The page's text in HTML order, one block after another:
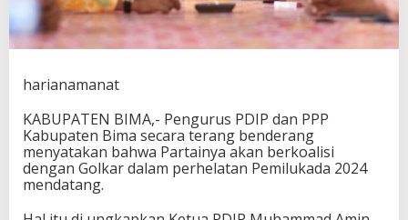
a
l
n
g
a
n
harianamanat
KABUPATEN BIMA,- Pengurus PDIP dan PPP
Kabupaten Bima secara terang benderang
menyatakan bahwa Partainya akan berkoalisi
dengan Golkar dalam perhelatan Pemilukada 2024
mendatang.